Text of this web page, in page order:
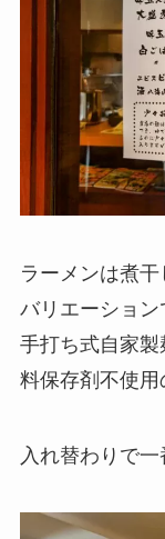
ラーメンは煮
バリエーション
手打ち式自家
料保存剤不使用
入れ替わりで